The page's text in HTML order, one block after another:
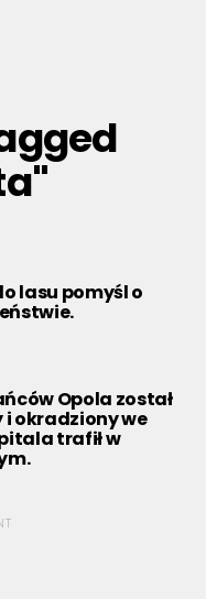
lasu pomyśl o
Opola został
okradziony we
trafił w